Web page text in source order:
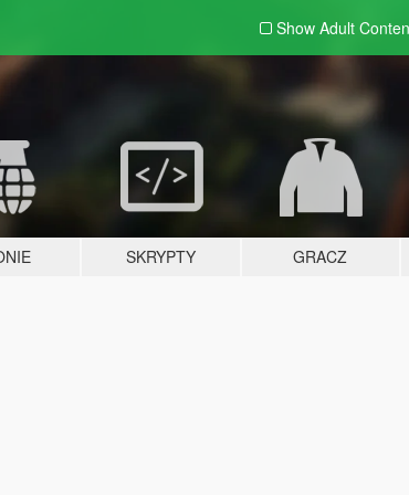
Show Adult
SKRYPTY GRACZ